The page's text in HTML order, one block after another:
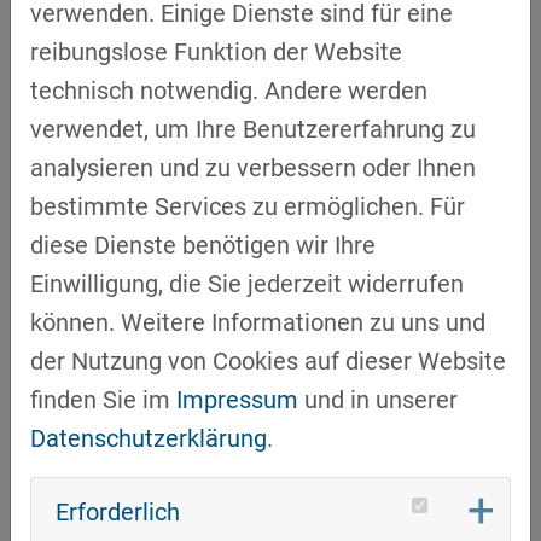
Gäste anschließend durch die Montagehalle
und zeigten die Lösungen im Live-Betrieb.
Dabei konnten die Teilnehmenden hautnah
erleben, wie moderne Montageprozesse
effizient, ergonomisch und innovativ
gestaltet werden:
Effizienz & Qualität:Cobot-Unterstützung, KI-
gestützte Fehlerprüfung und intelligente
Werkerführung reduzieren den
Personalaufwand, steigern die Qualität und
minimieren Fehlerquoten.
Ergonomie & Sicherheit:
verwenden. Einige Dienste sind für eine
reibungslose Funktion der Website
technisch notwendig. Andere werden
verwendet, um Ihre Benutzererfahrung zu
analysieren und zu verbessern oder Ihnen
bestimmte Services zu ermöglichen. Für
diese Dienste benötigen wir Ihre
Einwilligung, die Sie jederzeit widerrufen
können. Weitere Informationen zu uns und
der Nutzung von Cookies auf dieser Website
finden Sie im Impressum und in unserer
Datenschutzerklärung.
Erforderlich